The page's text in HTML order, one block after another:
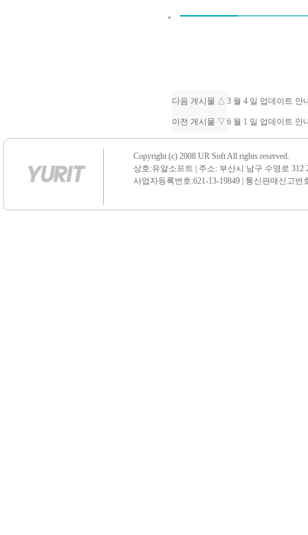
다음 게시물 △ 3 월 4 일 업데이트 안
이전 게시물 ▽ 6 월 1 일 업데이트 안
Copyright (c) 2008 UR Soft All rights reserved.
상호:유알소프트 | 주소: 부산시 남구 수영로 312
사업자등록번호:621-13-19849 | 통신판매신고번